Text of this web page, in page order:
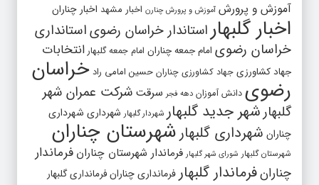
آموزش و پرورش آموزش و پرورش چنارن اخبار مشهد اخبار چناران
اخبار گلبهار استاندار خراسان رضویاستانداری
خراسان رضوی امام جمعه چناران امام جمعه گلبهار انتخابات
جهاد کشاورزی جهاد کشاورزی چناران حسین امامی راد خراسان
رضوی دانش آموزان دهه فجر سرقت شرکت عمران شهر
گلبهارشهر جدید گلبهار شهردار گلبهار شهرداری شهرداری
چناران شهرداری گلبهار شهرستان چناران
شهرستان گلبهار شورای شهر گلبهار فرماندار شهرستان چناران فرماندار
چنارانفرماندار گلبهار فرمانداری چنارانفرمانداری گلبهار